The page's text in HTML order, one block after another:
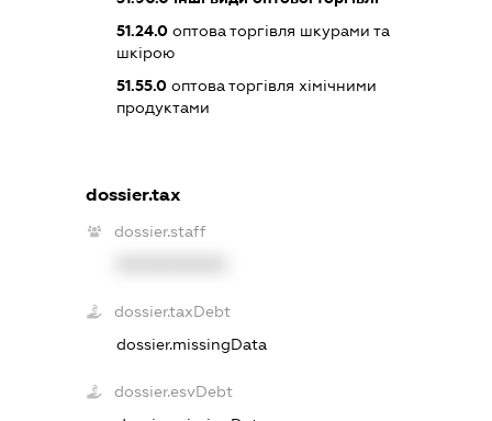
51.24.0 оптова торгівля шкурами та
шкірою
51.55.0 оптова торгівля хімічними
продуктами
dossier.tax
dossier.staff
dossier.taxDebt
dossier.missingData
dossier.esvDebt